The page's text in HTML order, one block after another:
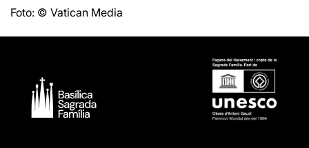
Foto: © Vatican Media